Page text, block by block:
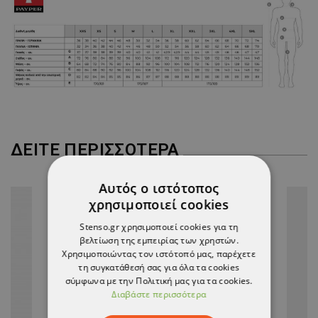
ΔΕΊΤΕ ΠΕΡΙΣΣΌΤΕΡΑ
Αυτός ο ιστότοπος
χρησιμοποιεί cookies
Stenso.gr χρησιμοποιεί cookies για τη
βελτίωση της εμπειρίας των χρηστών.
Χρησιμοποιώντας τον ιστότοπό μας, παρέχετε
τη συγκατάθεσή σας για όλα τα cookies
σύμφωνα με την Πολιτική μας για τα cookies.
Διαβάστε περισσότερα